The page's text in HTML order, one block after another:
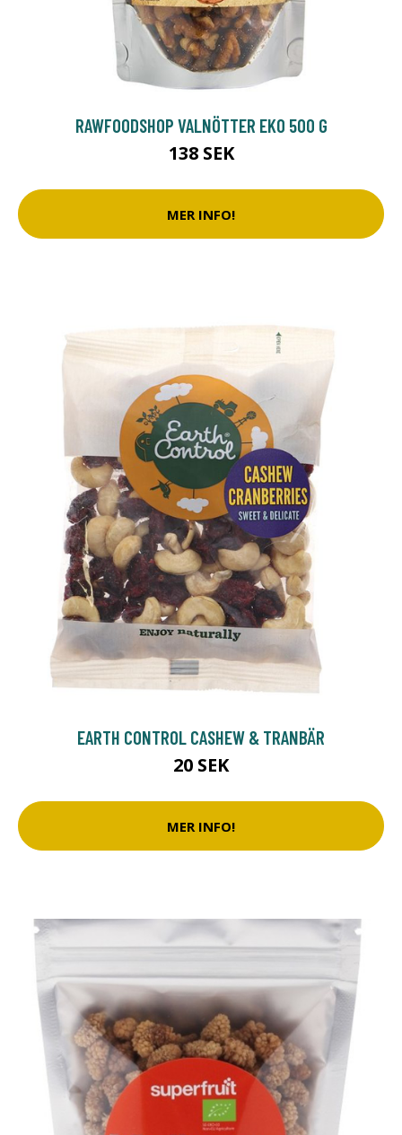
RAWFOODSHOP VALNÖTTER EKO 500 G
138 SEK
MER INFO!
EARTH CONTROL CASHEW & TRANBÄR
20 SEK
MER INFO!